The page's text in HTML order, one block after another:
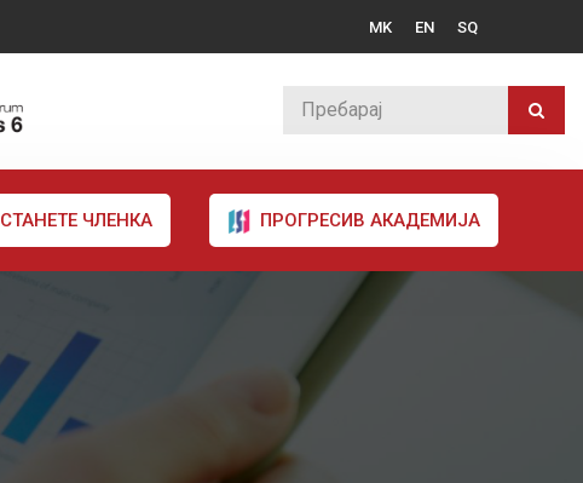
MK EN SQ
СТАНЕТЕ ЧЛЕНКА ПРОГРЕСИВ АКАДЕМИЈА